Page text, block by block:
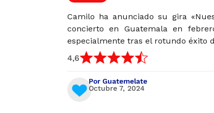
Camilo ha anunciado su gira
concierto en Guatemala en
especialmente tras el rotundo éxito
4,6
Por Guatemelate
Octubre 7, 2024